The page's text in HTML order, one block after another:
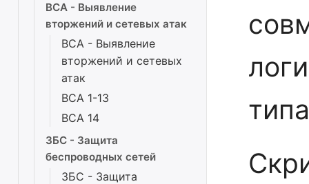
ВСА - Выявление
вторжений и сетевых атак
ВСА - Выявление
вторжений и сетевых
атак
ВСА 1-13
ВСА 14
ЗБС - Защита
беспроводных сетей
ЗБС - Защита